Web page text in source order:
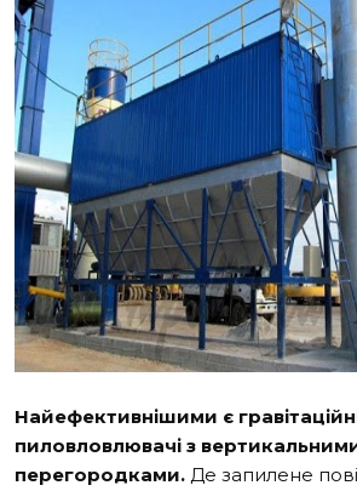
Найефективнішими є
пиловловлювачі з
перегородками. Де запилене